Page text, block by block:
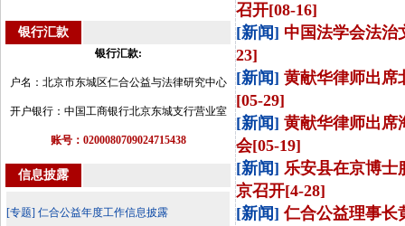
银行汇款
银行汇款:
户名：北京市东城区仁合公益与法律研究中心
开户银行：中国工商银行北京东城支行营业室
账号：0200080709024715438
信息披露
[专题] 仁合公益年度工作信息披露
召开[08-16]
[新闻] 中国法学会法治
23]
[新闻] 黄献华律师出席
[05-29]
[新闻] 黄献华律师出席
会[05-19]
[新闻] 乐安县在京博士
京召开[4-28]
[新闻] 仁合公益理事长